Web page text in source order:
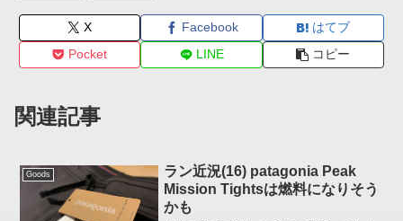
X Facebook
はてブ
Pocket
LINE コピー
関連記事
Goods
ラン近況(16) patagonia Peak
Mission Tightsは燃料になりそう
かも